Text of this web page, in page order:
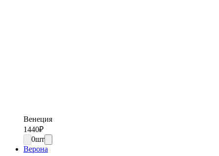
Венеция
1440₽
0шт
Верона